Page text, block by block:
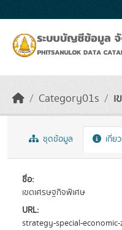
Category01s
ชุดข้อมูล เกี่ย
ชื่อ:
เขตเศรษฐกิจพิเศษ
URL:
strategy-special-